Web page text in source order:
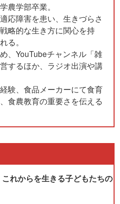
農学部卒業。
応障害を患い、生きづらさ
略的な生き方に関心を持
る。
、YouTubeチャンネル「雑
するほか、ラジオ出演や講
験、食品メーカーにて食育
食農教育の重要さを伝える
これからを生きる子どもたちの